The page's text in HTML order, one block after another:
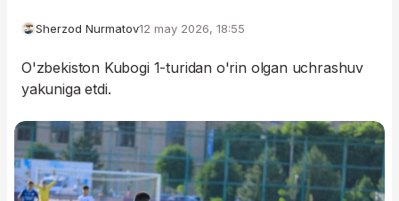
Sherzod Nurmatov12 may 2026, 18:55
O'zbekiston Kubogi 1-turidan o'rin olgan uchrashuv
yakuniga etdi.